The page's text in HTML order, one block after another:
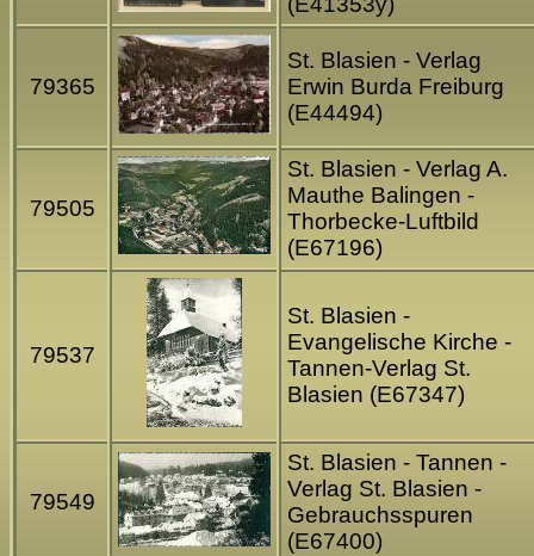
79365
St. Blasien - Verlag
Erwin Burda Freiburg
(E44494)
79505
St. Blasien - Verlag A.
Mauthe Balingen -
Thorbecke-Luftbild
(E67196)
79537
St. Blasien -
Evangelische Kirche -
Tannen-Verlag St.
Blasien (E67347)
79549
St. Blasien - Tannen -
Verlag St. Blasien -
Gebrauchsspuren
(E67400)